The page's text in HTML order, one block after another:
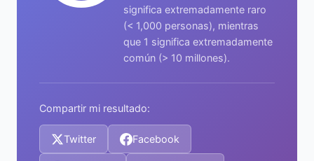
significa extremadamente raro
(< 1,000 personas), mientras
que 1 significa extremadamente
común (> 10 millones).
Compartir mi resultado:
Twitter Facebook